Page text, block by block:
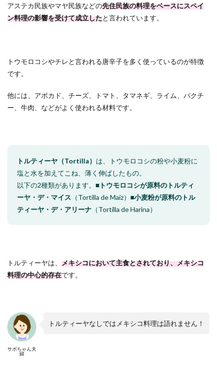
アステカ民族やマヤ民族などの先住民族の料理をベースにスペイ
ン料理の影響を受けて成立したと言われています。
トウモロコシやチレと言われる唐辛子を多く使っているのが特徴
です。
他には、アボカド、チーズ、トマト、タマネギ、ライム、パクチ
ー、牛肉、などがよく使われる材料です。
トルティーヤ（Tortilla） は、トウモロコシの粉や小麦粉に
塩と水を加えてこね、薄く伸ばしたもの。
以下の2種類があります。 ■トウモロコシが原料のトルティ
ーヤ・デ・マイス （Tortilla de Maiz） ■小麦粉が原料のトル
ティーヤ・デ・アリーナ （Tortilla de Harina）
トルティーヤは、 メキシコにおいて主食とされており、メキシコ
料理の中心的存在です。
サボちゃん夫
婦
トルティーヤなしではメキシコ料理は語れません！